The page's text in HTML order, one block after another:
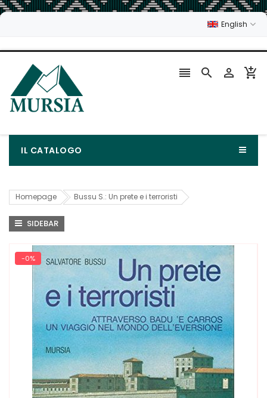
English
   
IL CATALOGO
Homepage Bussu S.: Un prete e i terroristi
SIDEBAR
-0%